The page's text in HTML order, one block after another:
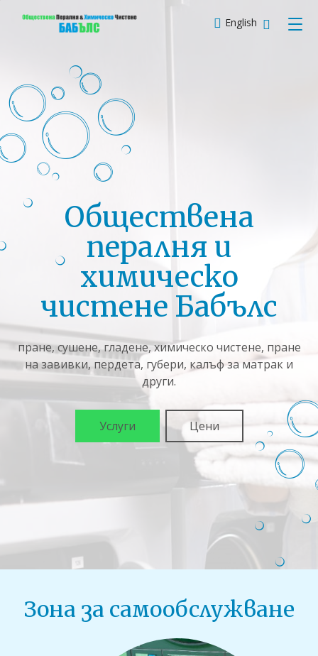
English +359
Обществена
пералня и
химическо
чистене Бабълс
пране, сушене, гладене, химическо чистене, пране
на завивки, пердета, губери, калъф за матрак и
други.
Услуги Цени
Зона за самообслужване